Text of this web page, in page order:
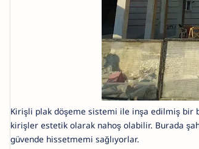
Kirişli plak döşeme sistemi ile inşa edilmiş bir
kirişler estetik olarak nahoş olabilir. Burada
güvende hissetmemi sağlıyorlar.